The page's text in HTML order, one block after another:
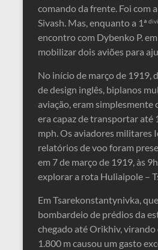
comando da frente. Foi com
Sivash. Mas, enquanto a 1ª
encontro com Dybenko P.
mobilizar dois aviões para
No início de março de 1919,
de design inglês, biplanos
aviação, eram simplesmente
era capaz de transportar até
mph. Os aviadores militares
relatórios de voo foram
em 7 de março de 1919, às
explorar a rota Huliaipole –
Em Tsarekonstantynivka,
bombardeio de prédios da
chegado até Orikhiv,
1.800 m causou um gasto